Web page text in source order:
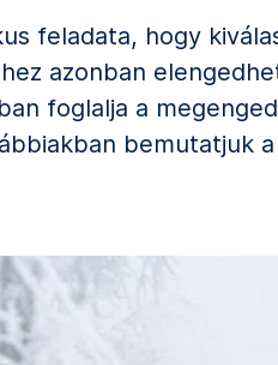
feladata, hogy
azonban
foglalja a
bemutatjuk